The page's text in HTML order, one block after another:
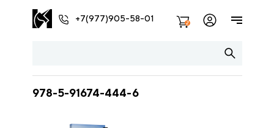
+7(977)905-58-01 2
978-5-91674-444-6